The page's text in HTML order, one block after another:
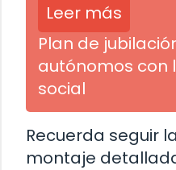
Leer más
Plan de
autónomos con
social
Recuerda seguir
montaje